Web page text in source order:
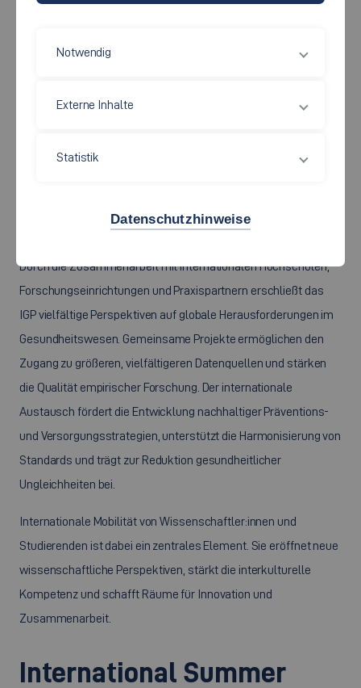
für gemeinsame Forschungsprojekte.
verzweigtes Netzwerk von Partnerinstitutionen eingebunden.
wesentlich vom internationalen Austausch – sei es im Hinblick
von Gesundheits- und Versorgungssystemen.
Durch die Zusammenarbeit mit internationalen Hochschulen,
Forschungseinrichtungen und Praxispartnern erschließt das
IGP vielfältige Perspektiven auf globale Herausforderungen im
Gesundheitswesen. Gemeinsame Projekte ermöglichen den
Zugang zu größeren, vielfältigeren Datenquellen und stärken
die Qualität empirischer Forschung. Der internationale
Austausch fördert die Entwicklung nachhaltiger Präventions-
und Versorgungsstrategien, unterstützt die Harmonisierung von
Standards und trägt zur Reduktion gesundheitlicher
Ungleichheiten bei.
Internationale Mobilität von Wissenschaftler:innen und
Studierenden ist dabei ein zentrales Element. Sie eröffnet neue
wissenschaftliche Perspektiven, stärkt die interkulturelle
Kompetenz und schafft Räume für Innovation und
Zusammenarbeit.
International Summer
Notwendig
Externe Inhalte
Statistik
Datenschutzhinweise